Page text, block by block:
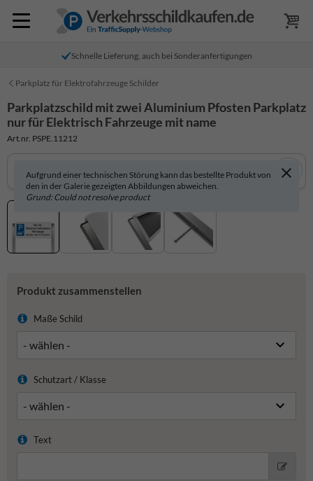
Schnelle Lieferung, auch bei Sonderanfertigungen
Parkplatz für Elektrofahrzeuge Schilder
Parkplatzschild mit zwei Aluminium Pfosten Parkplatz
nur für Elektrisch Fahrzeuge mit name
Art.nr. PSPE.11212
Aufgrund einer technischen Störung kann das bestellte Produkt von
den in der Galerie gezeigten Abbildungen abweichen.
Grund: Could not resolve product
Produkt zusammenstellen
Maße Schild
Schutzart / Klasse
Text